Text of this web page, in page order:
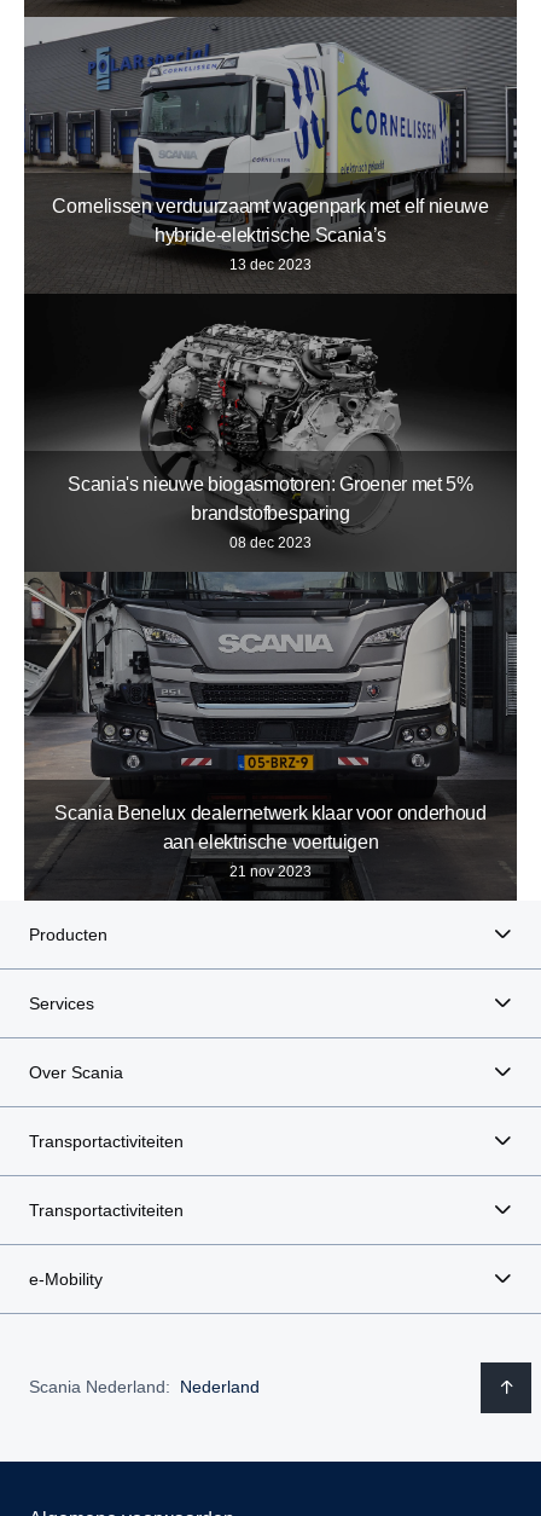
Cornelissen verduurzaamt wagenpark met elf nieuwe
hybride-elektrische Scania’s
13 dec 2023
Scania's nieuwe biogasmotoren: Groener met 5%
brandstofbesparing
08 dec 2023
Scania Benelux dealernetwerk klaar voor onderhoud
aan elektrische voertuigen
21 nov 2023
Producten
Services
Over Scania
Transportactiviteiten
Transportactiviteiten
e-Mobility
Scania Nederland: Nederland